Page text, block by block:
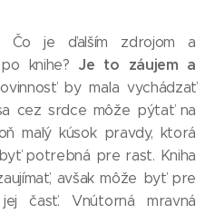
Čo je ďalším zdrojom a
knihe? Je to záujem a
by mala vychádzať
cez srdce môže pýtať na
malý kúsok pravdy, ktorá
potrebná pre rast. Kniha
avšak môže byť pre
časť. Vnútorná mravná